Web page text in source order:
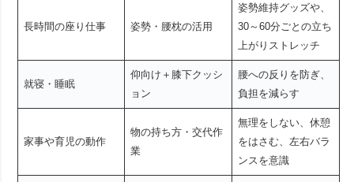
長時間の座り仕事 姿勢・腰枕の活用
姿勢維持グッズや、
30～60分ごとの立ち
上がりストレッチ
就寝・睡眠
仰向け＋膝下クッシ
ョン
腰への反りを防ぎ、
負担を減らす
家事や育児の動作
物の持ち方・交代作
業
無理をしない、休憩
をはさむ、左右バラ
ンスを意識